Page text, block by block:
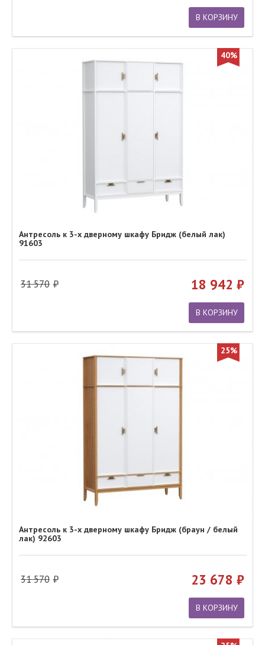
В КОРЗИНУ
40%
Антресоль к 3-х дверному шкафу Бридж (белый лак)
91603
31 570 18 942
В КОРЗИНУ
25%
Антресоль к 3-х дверному шкафу Бридж (браун / белый
лак) 92603
31 570 23 678
В КОРЗИНУ